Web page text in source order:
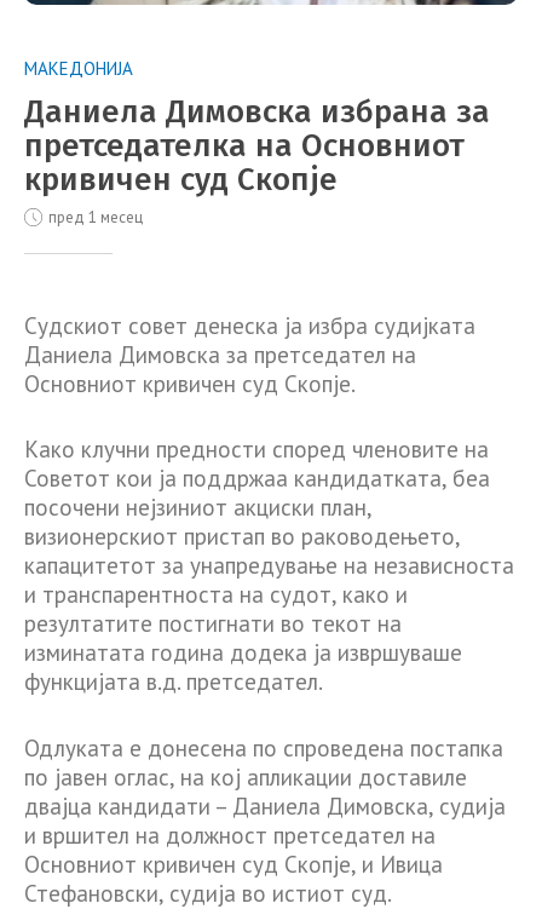
МАКЕДОНИЈА
Даниела Димовска избрана за
претседателка на Основниот
кривичен суд Скопје
пред 1 месец
Судскиот совет денеска ја избра судијката
Даниела Димовска за претседател на
Основниот кривичен суд Скопје.
Како клучни предности според членовите на
Советот кои ја поддржаа кандидатката, беа
посочени нејзиниот акциски план,
визионерскиот пристап во раководењето,
капацитетот за унапредување на независноста
и транспарентноста на судот, како и
резултатите постигнати во текот на
изминатата година додека ја извршуваше
функцијата в.д. претседател.
Одлуката е донесена по спроведена постапка
по јавен оглас, на кој апликации доставиле
двајца кандидати – Даниела Димовска, судија
и вршител на должност претседател на
Основниот кривичен суд Скопје, и Ивица
Стефановски, судија во истиот суд.